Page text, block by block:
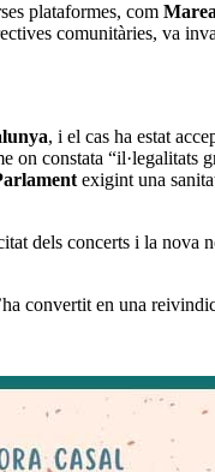
plataformes, com
comunitàries, va
, i el cas ha estat
on constata “il·legalitats
exigint una
dels concerts i la nova
convertit en una